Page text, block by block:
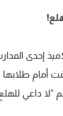
إحدى
أمام
"لا داعي